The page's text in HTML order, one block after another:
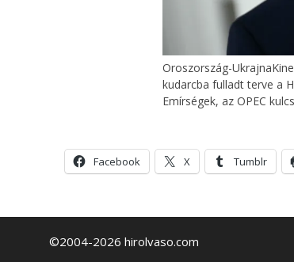
Oroszország-
kudarcba fulladt terve a
Emírségek, az OPEC
Facebook X Tumblr
©2004-2026 hirolvaso.com